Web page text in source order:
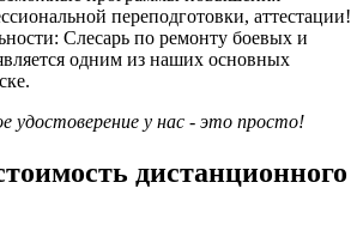
переподготовки, аттестации!
Слесарь по ремонту боевых и
одним из наших основных
удостоверение у нас - это просто!
дистанционного